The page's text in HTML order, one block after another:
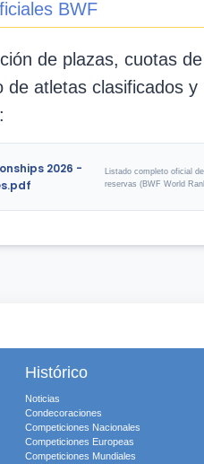
BWF
de plazas, cuotas
de atletas clasificados y
2026 -
Listado completo oficial
reservas (BWF World
Histórico
Noticias
Condecoraciones
Competiciones Nacionales
Competiciones Europeas
Competiciones Mundiales